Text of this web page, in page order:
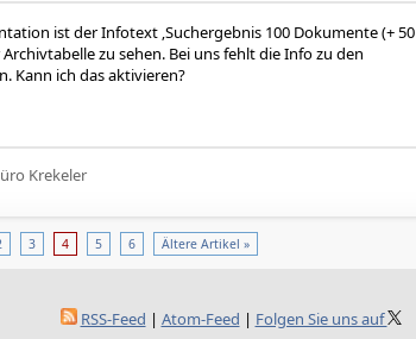
ist der Infotext ‚Suchergebnis 100 Dokumente (+ 50
zu sehen. Bei uns fehlt die Info zu den
Kann ich das aktivieren?
Krekeler
3 4 5 6 Ältere Artikel »
RSS-Feed | Atom-Feed | Folgen Sie uns auf